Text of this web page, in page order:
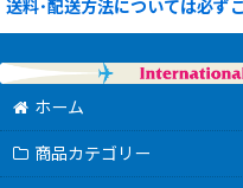
送料･配送方法については必ず
ホーム
商品カテゴリー